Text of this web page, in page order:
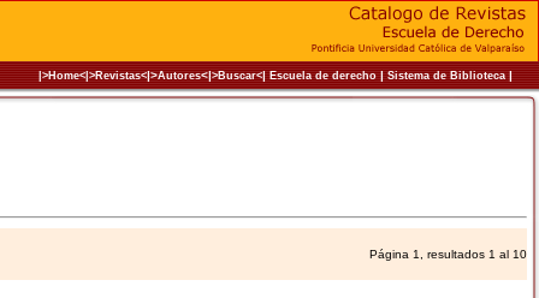
|>Home<|>Revistas<|>Autores<|>Buscar<|Escuela de derecho|Sistema de Biblioteca|
Página 1, resultados 1 al 10